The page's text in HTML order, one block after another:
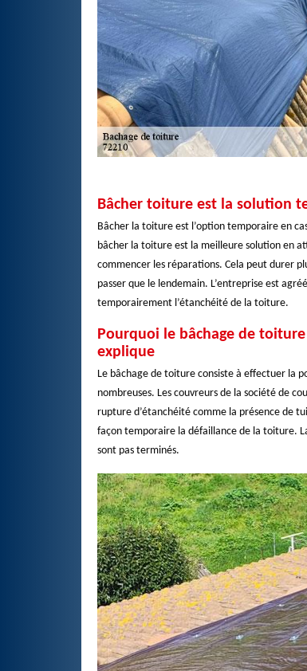
Bâcher toiture est la solution
Bâcher la toiture est l’option temporaire en
bâcher la toiture est la meilleure solution en
commencer les réparations. Cela peut durer
passer que le lendemain. L’entreprise est
temporairement l’étanchéité de la toiture.
Pourquoi le bâchage de toiture
explique
Le bâchage de toiture consiste à effectuer la
nombreuses. Les couvreurs de la société de
rupture d’étanchéité comme la présence de
façon temporaire la défaillance de la toiture.
sont pas terminés.